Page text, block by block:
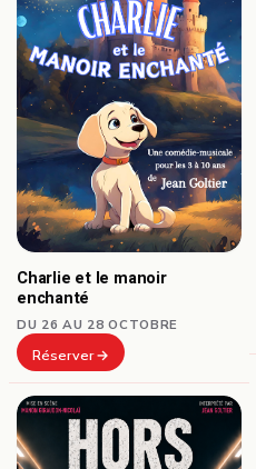
Charlie et le manoir
enchanté
DU 26 AU 28 OCTOBRE
Réserver